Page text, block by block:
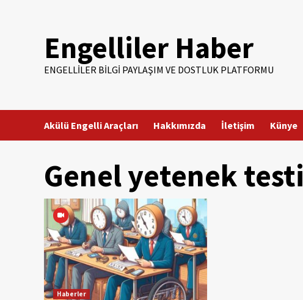
Engelliler Haber
ENGELLILER BILGI PAYLAŞIM VE DOSTLUK PLATFORMU
Akülü Engelli Araçları Hakkımızda İletişim Künye
Genel yetenek testi
Haberler